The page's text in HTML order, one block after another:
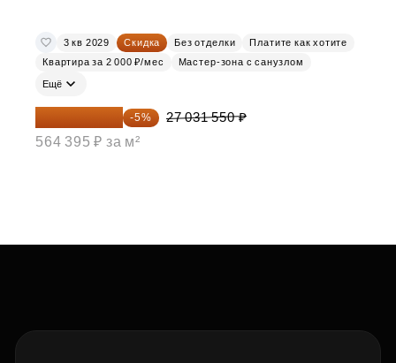
3 кв 2029 Скидка Без отделки
Платите как хотите
Квартира за 2 000 ₽/мес
Мастер-зона с санузлом
Ещё
25 679 973 ₽ -5%
27 031 550 ₽
564 395 ₽ за м²